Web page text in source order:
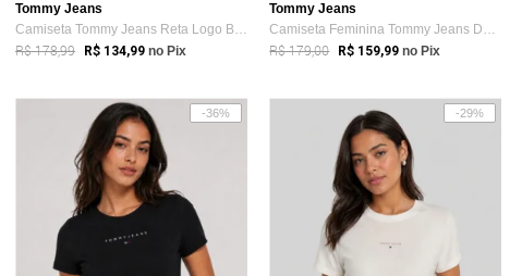
Tommy Jeans
Camiseta Tommy Jeans Reta Logo Branca
R$ 178,99 R$ 134,99 no Pix
Tommy Jeans
Camiseta Feminina Tommy Jeans Decote Red...
R$ 179,00 R$ 159,99 no Pix
-36% -29%